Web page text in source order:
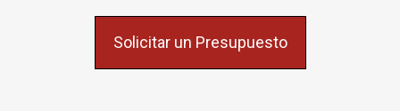
Solicitar un Presupuesto